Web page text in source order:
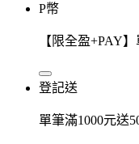
P幣
【限全盈+PAY
登記送
單筆滿1000元送